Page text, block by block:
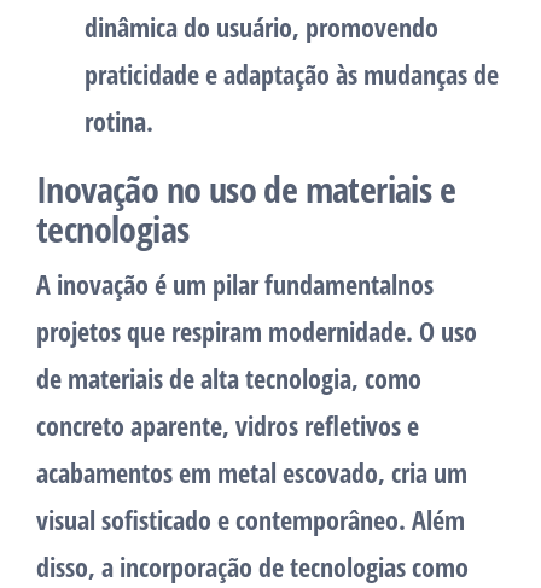
dinâmica do usuário, promovendo
praticidade e adaptação às mudanças de
rotina.
Inovação no uso de materiais e
tecnologias
A inovação é um pilar fundamentalnos
projetos que respiram modernidade. O uso
de materiais de alta tecnologia, como
concreto aparente, vidros refletivos e
acabamentos em metal escovado, cria um
visual sofisticado e contemporâneo. Além
disso, a incorporação de tecnologias como